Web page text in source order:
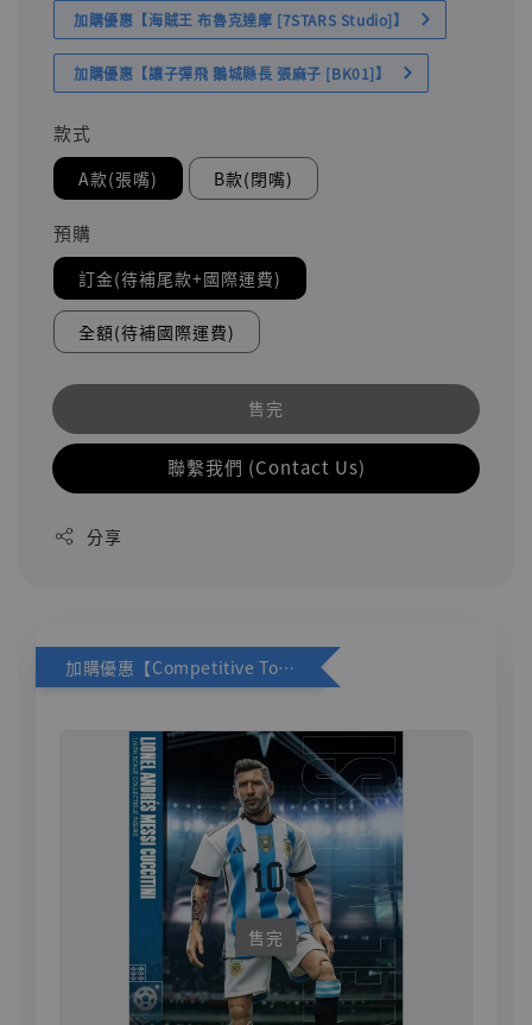
加購優惠【海賊王 布魯克達摩 [7STARS Studio]】
加購優惠【讓子彈飛 鵝城縣長 張麻子 [BK01]】
款式
A款(張嘴) B款(閉嘴)
預購
訂金(待補尾款+國際運費)
全額(待補國際運費)
售完
聯繫我們 (Contact Us)
分享
加購優惠【Competitive Toys 梅西 [CM001]】
售完